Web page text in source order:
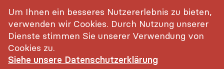
Um Ihnen ein besseres Nutzererlebnis zu bieten,
verwenden wir Cookies. Durch Nutzung unserer
Dienste stimmen Sie unserer Verwendung von
Cookies zu.
Siehe unsere Datenschutzerklärung
inkl. MwSt. Login
Startseite Handgriff STUTZY